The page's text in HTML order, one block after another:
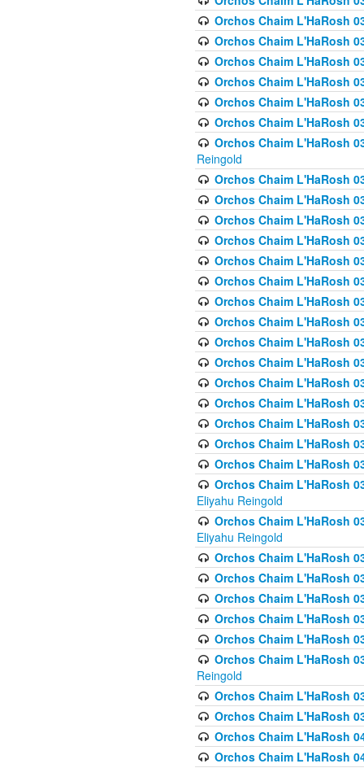
Orchos Chaim L'HaRosh
Orchos Chaim L'HaRosh
Orchos Chaim L'HaRosh
Orchos Chaim L'HaRosh
Orchos Chaim L'HaRosh
Orchos Chaim L'HaRosh
Orchos Chaim L'HaRosh
Reingold
Orchos Chaim L'HaRosh
Orchos Chaim L'HaRosh
Orchos Chaim L'HaRosh
Orchos Chaim L'HaRosh
Orchos Chaim L'HaRosh
Orchos Chaim L'HaRosh
Orchos Chaim L'HaRosh
Orchos Chaim L'HaRosh
Orchos Chaim L'HaRosh
Orchos Chaim L'HaRosh
Orchos Chaim L'HaRosh
Orchos Chaim L'HaRosh
Orchos Chaim L'HaRosh
Orchos Chaim L'HaRosh
Orchos Chaim L'HaRosh
Orchos Chaim L'HaRosh
Eliyahu Reingold
Orchos Chaim L'HaRosh
Eliyahu Reingold
Orchos Chaim L'HaRosh
Orchos Chaim L'HaRosh
Orchos Chaim L'HaRosh
Orchos Chaim L'HaRosh
Orchos Chaim L'HaRosh
Orchos Chaim L'HaRosh
Reingold
Orchos Chaim L'HaRosh
Orchos Chaim L'HaRosh
Orchos Chaim L'HaRosh
Orchos Chaim L'HaRosh